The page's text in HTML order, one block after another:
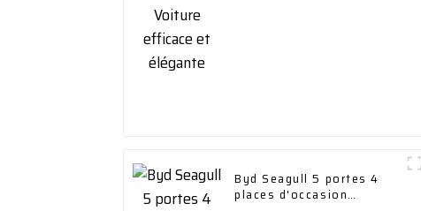
Byd Seagull 5 portes 4
places d'occasion